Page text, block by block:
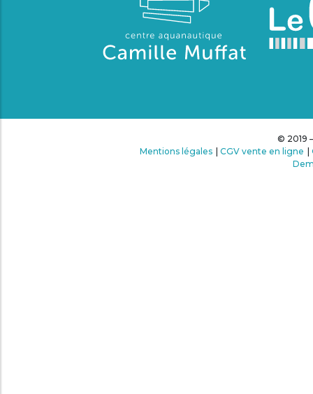
© 2019
Mentions légales | CGV vente en ligne |